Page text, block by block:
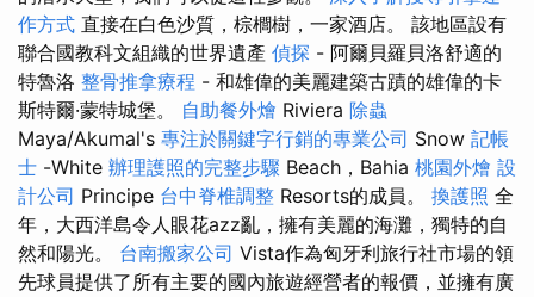
作方式 直接在白色沙質，棕櫚樹，一家酒店。 該地區設有
聯合國教科文組織的世界遺產 偵探 - 阿爾貝羅貝洛舒適的
特魯洛 整骨推拿療程 - 和雄偉的美麗建築古蹟的雄偉的卡
斯特爾·蒙特城堡。 自助餐外燴 Riviera 除蟲
Maya/Akumal's 專注於關鍵字行銷的專業公司 Snow 記帳
士 -White 辦理護照的完整步驟 Beach，Bahia 桃園外燴 設
計公司 Principe 台中脊椎調整 Resorts的成員。 換護照 全
年，大西洋島令人眼花azz亂，擁有美麗的海灘，獨特的自
然和陽光。 台南搬家公司 Vista作為匈牙利旅行社市場的領
先球員提供了所有主要的國內旅遊經營者的報價，並擁有廣